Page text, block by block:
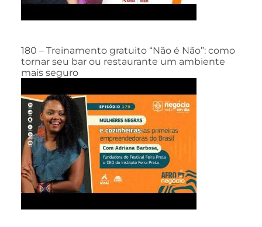
180 – Treinamento gratuito “Não é Não”: como
tornar seu bar ou restaurante um ambiente
mais seguro